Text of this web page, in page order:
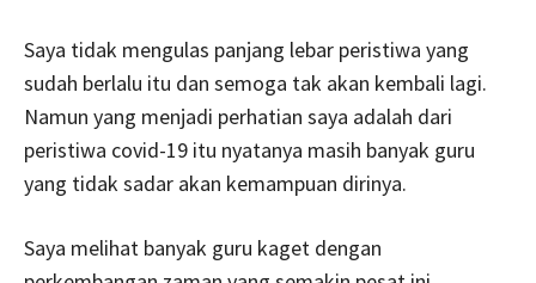
Saya tidak mengulas panjang lebar peristiwa yang
sudah berlalu itu dan semoga tak akan kembali lagi.
Namun yang menjadi perhatian saya adalah dari
peristiwa covid-19 itu nyatanya masih banyak guru
yang tidak sadar akan kemampuan dirinya.
Saya melihat banyak guru kaget dengan